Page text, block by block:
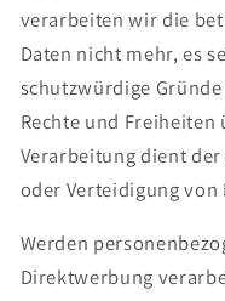
verarbeiten wir die
Daten nicht mehr, es
schutzwürdige
Rechte und
Verarbeitung dient
oder Verteidigung von
Werden
Direktwerbung